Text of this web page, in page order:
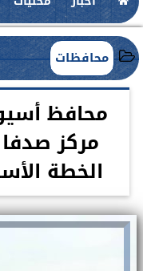
محافظات
محافظ
الخطة